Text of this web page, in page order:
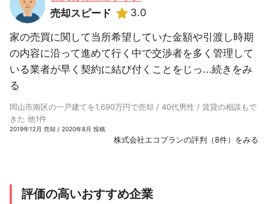
売却スピード
3.0
家の売買に関して当所希望していた金額や引渡し時期
の内容に沿って進めて行く中で交渉者を多く管理して
いる業者が早く契約に結び付くことをじっ...続きをみ
る
岡山市南区の一戸建てを1,690万円で売却 / 40代男性 / 賃貸の相談もで
きた 他1件
2019年12月 売却 / 2020年8月 投稿
株式会社エコプランの評判（8件）をみる
評価の高いおすすめ企業